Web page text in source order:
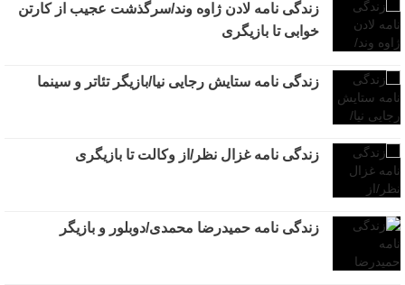
زندگی نامه لادن ژاوه وند/سرگذشت عجیب از کارتن
خوابی تا بازیگری
زندگی نامه ستایش رجایی نیا/بازیگر تئاتر و سینما
زندگی نامه غزال نظر/از وکالت تا بازیگری
زندگی نامه حمیدرضا محمدی/دوبلور و بازیگر